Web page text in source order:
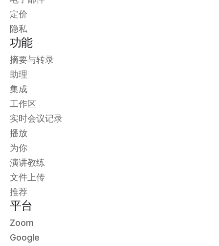
定价
隐私
功能
摘要与转录
助理
集成
工作区
实时会议记录
播放
为你
演讲教练
文件上传
推荐
平台
Zoom
Google